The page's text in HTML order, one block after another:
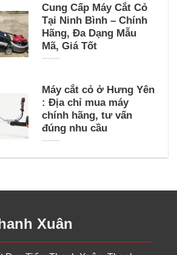
Cung Cấp Máy Cắt Cỏ
Tại Ninh Bình – Chính
Hãng, Đa Dạng Mẫu
Mã, Giá Tốt
Máy cắt cỏ ở Hưng Yên
: Địa chỉ mua máy
chính hãng, tư vấn
đúng nhu cầu
Xuân